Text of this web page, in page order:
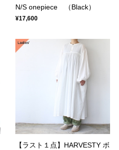
N/S onepiece （Black）
¥17,600
【ラスト１点】HARVESTY ボ